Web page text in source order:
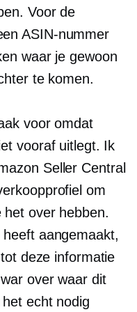
Voor de
ASIN-nummer
waar je gewoon
te komen.
voor omdat
vooraf uitlegt. Ik
Seller Central
om
over hebben.
aangemaakt,
deze informatie
over waar dit
echt nodig